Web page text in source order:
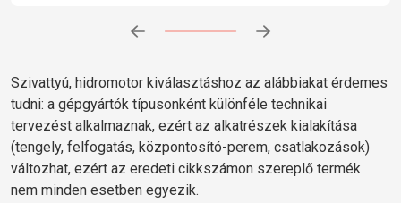
Szivattyú, hidromotor kiválasztáshoz az alábbiakat érdemes
tudni: a gépgyártók típusonként különféle technikai
tervezést alkalmaznak, ezért az alkatrészek kialakítása
(tengely, felfogatás, központosító-perem, csatlakozások)
változhat, ezért az eredeti cikkszámon szereplő termék
nem minden esetben egyezik.